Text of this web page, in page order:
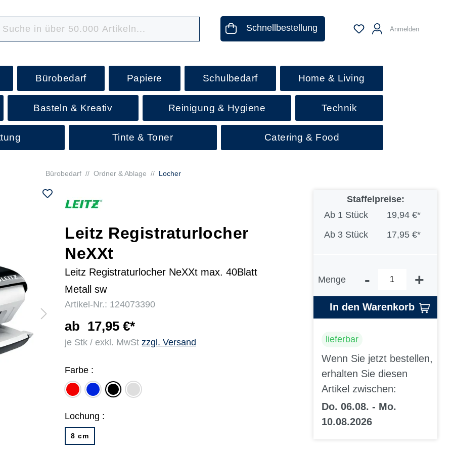
Schnellbestellung Anmelden
Bürobedarf Papiere Schulbedarf Home & Living
Basteln & Kreativ Reinigung & Hygiene Technik
Tinte & Toner Catering & Food
Bürobedarf // Ordner & Ablage // Locher
Leitz Registraturlocher
NeXXt
Leitz Registraturlocher NeXXt max. 40Blatt
Metall sw
Artikel-Nr.: 124073390
ab 17,95 €*
je Stk / exkl. MwSt zzgl. Versand
Farbe :
rot blau schwarzlichtgrau
Lochung :
8 cm
Staffelpreise:
Ab 1 Stück
19,94 €*
Ab 3 Stück 17,95 €*
Menge - +
In den Warenkorb
lieferbar
Wenn Sie jetzt bestellen,
erhalten Sie diesen
Artikel zwischen:
Do. 06.08. - Mo.
10.08.2026